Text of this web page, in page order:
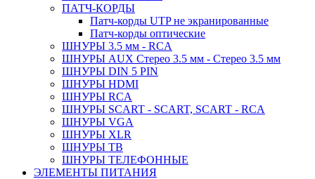
ПАТЧ-КОРДЫ
Патч-корды UTP не экранированные
Патч-корды оптические
ШНУРЫ 3.5 мм - RCA
ШНУРЫ AUX Стерео 3.5 мм - Стерео 3.5 мм
ШНУРЫ DIN 5 PIN
ШНУРЫ HDMI
ШНУРЫ RCA
ШНУРЫ SCART - SCART, SCART - RCA
ШНУРЫ VGA
ШНУРЫ XLR
ШНУРЫ ТВ
ШНУРЫ ТЕЛЕФОННЫЕ
ЭЛЕМЕНТЫ ПИТАНИЯ